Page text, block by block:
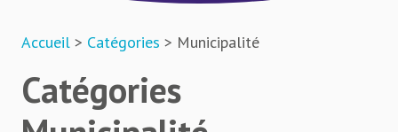
Accueil > Catégories > Municipalité
Catégories